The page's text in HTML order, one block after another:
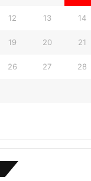
12 13 14
19 20 21
26 27 28